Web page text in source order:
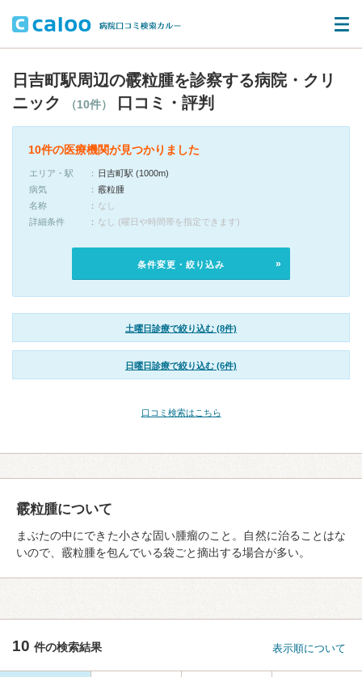
日吉町駅周辺の霰粒腫を診察する病院・クリ
ニック
（10件） 口コミ・評判
10件の医療機関が見つかりました
エリア・駅
日吉町駅 (1000m)
病気
霰粒腫
名称
なし
詳細条件
なし (曜日や時間帯を指定できます)
条件変更・絞り込み
土曜日診療で絞り込む (8件)
日曜日診療で絞り込む (6件)
口コミ検索はこちら
霰粒腫について
まぶたの中にできた小さな固い腫瘤のこと。自然に治ることはな
いので、霰粒腫を包んでいる袋ごと摘出する場合が多い。
10 件の検索結果 表示順について